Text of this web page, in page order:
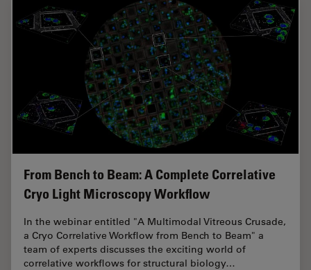
From Bench to Beam: A Complete Correlative
Cryo Light Microscopy Workflow
In the webinar entitled "A Multimodal Vitreous Crusade,
a Cryo Correlative Workflow from Bench to Beam" a
team of experts discusses the exciting world of
correlative workflows for structural biology…